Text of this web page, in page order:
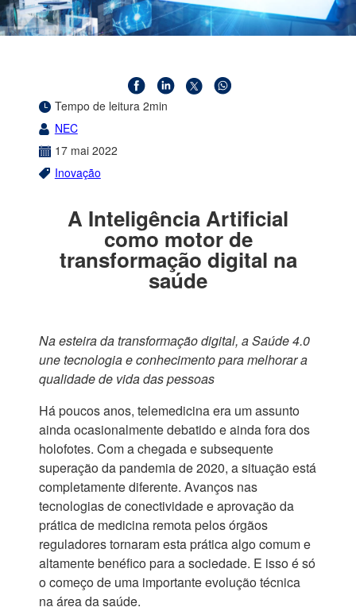
Tempo de leitura 2min
NEC
17 mai 2022
Inovação
A Inteligência Artificial
como motor de
transformação digital na
saúde
Na esteira da transformação digital, a Saúde 4.0
une tecnologia e conhecimento para melhorar a
qualidade de vida das pessoas
Há poucos anos, telemedicina era um assunto
ainda ocasionalmente debatido e ainda fora dos
holofotes. Com a chegada e subsequente
superação da pandemia de 2020, a situação está
completamente diferente. Avanços nas
tecnologias de conectividade e aprovação da
prática de medicina remota pelos órgãos
reguladores tornaram esta prática algo comum e
altamente benéfico para a sociedade. E isso é só
o começo de uma importante evolução técnica
na área da saúde.